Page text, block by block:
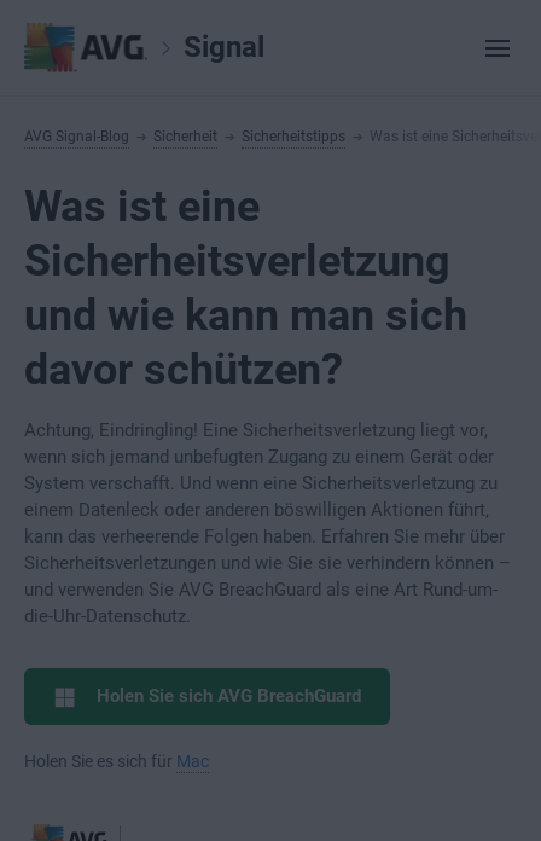
Signal
AVG Signal-Blog Sicherheit Sicherheitstipps Was ist eine
Was ist eine
Sicherheitsverletzung
und wie kann man sich
davor schützen?
Achtung, Eindringling! Eine Sicherheitsverletzung liegt vor,
wenn sich jemand unbefugten Zugang zu einem Gerät oder
System verschafft. Und wenn eine Sicherheitsverletzung zu
einem Datenleck oder anderen böswilligen Aktionen führt,
kann das verheerende Folgen haben. Erfahren Sie mehr über
Sicherheitsverletzungen und wie Sie sie verhindern können –
und verwenden Sie AVG BreachGuard als eine Art Rund-um-
die-Uhr-Datenschutz.
Holen Sie sich AVG BreachGuard
Holen Sie es sich für Mac